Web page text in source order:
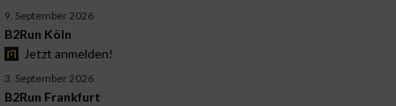
9. September 2026
B2Run Köln
Jetzt anmelden!
3. September 2026
B2Run Frankfurt